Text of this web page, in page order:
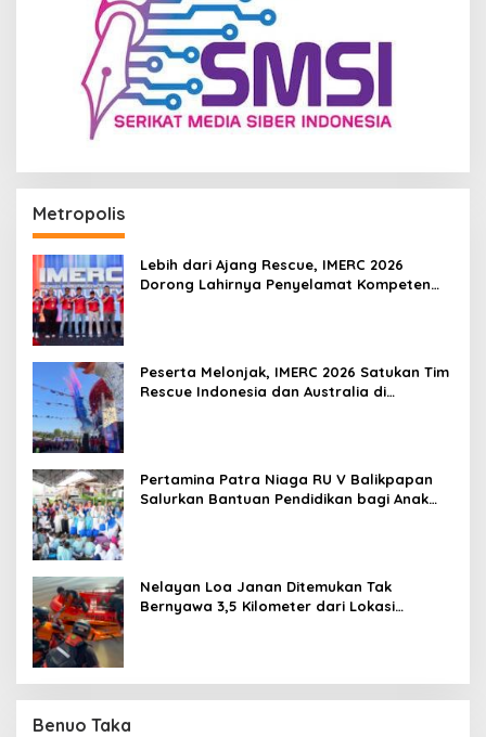
Metropolis
Lebih dari Ajang Rescue, IMERC 2026
Dorong Lahirnya Penyelamat Kompeten
Peserta Melonjak, IMERC 2026 Satukan Tim
Rescue Indonesia dan Australia di
Pertamina Patra Niaga RU V Balikpapan
Salurkan Bantuan Pendidikan bagi Anak
Nelayan Loa Janan Ditemukan Tak
Bernyawa 3,5 Kilometer dari Lokasi
Benuo Taka